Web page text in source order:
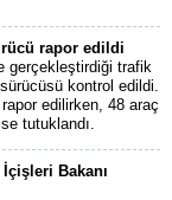
rapor edildi
gerçekleştirdiği trafik
kontrol edildi.
edilirken, 48 araç
tutuklandı.
Bakanı